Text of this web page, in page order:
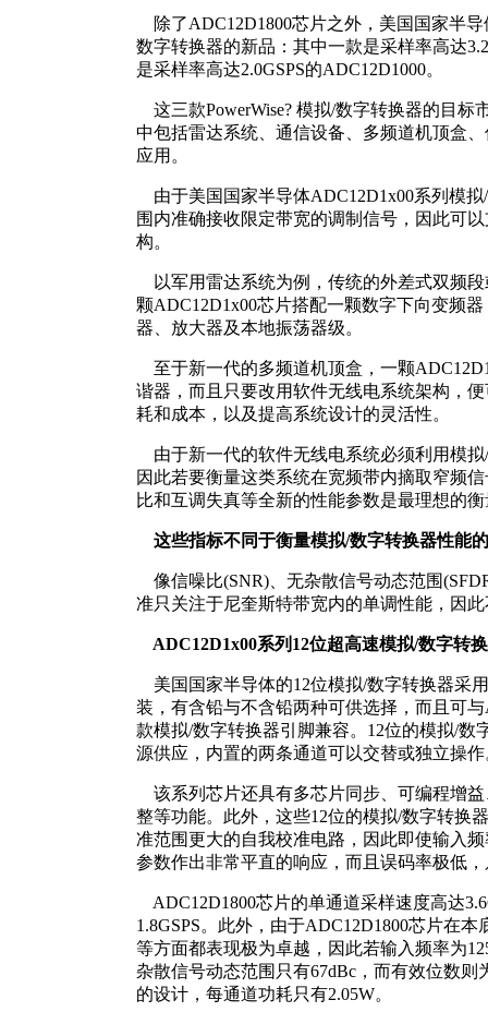
除了ADC12D1800芯片之外，美国国家半
数字转换器的新品：其中一款是采样率高达
是采样率高达2.0GSPS的ADC12D1000。
这三款PowerWise? 模拟/数字转换器的目标
中包括雷达系统、通信设备、多频道机顶盒
应用。
由于美国国家半导体ADC12D1x00系列模
围内准确接收限定带宽的调制信号，因此可
构。
以军用雷达系统为例，传统的外差式双频
颗ADC12D1x00芯片搭配一颗数字下向变频
器、放大器及本地振荡器级。
至于新一代的多频道机顶盒，一颗
谐器，而且只要改用软件无线电系统架构，
耗和成本，以及提高系统设计的灵活性。
由于新一代的软件无线电系统必须利用模
因此若要衡量这类系统在宽频带内摘取窄频
比和互调失真等全新的性能参数是最理想的
这些指标不同于衡量模拟/数字转换器性能
像信噪比(SNR)、无杂散信号动态范围
准只关注于尼奎斯特带宽内的单调性能，因
ADC12D1x00系列12位超高速模拟/数字转
美国国家半导体的12位模拟/数字转换器采
装，有含铅与不含铅两种可供选择，而且可
款模拟/数字转换器引脚兼容。12位的模拟/数
源供应，内置的两条通道可以交替或独立操作
该系列芯片还具有多芯片同步、可编程增
整等功能。此外，这些12位的模拟/数字转换
准范围更大的自我校准电路，因此即使输入
参数作出非常平直的响应，而且误码率极低，
ADC12D1800芯片的单通道采样速度高达
1.8GSPS。此外，由于ADC12D1800芯片在
等方面都表现极为卓越，因此若输入频率为
杂散信号动态范围只有67dBc，而有效位数则
的设计，每通道功耗只有2.05W。